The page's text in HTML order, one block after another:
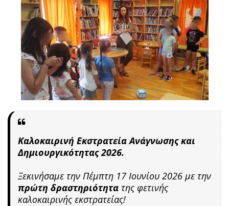
Καλοκαιρινή Εκστρατεία Ανάγνωσης και
Δημιουργικότητας 2026.
Ξεκινήσαμε την Πέμπτη 17 Ιουνίου 2026 με την
πρώτη δραστηριότητα της φετινής
καλοκαιρινής εκστρατείας!